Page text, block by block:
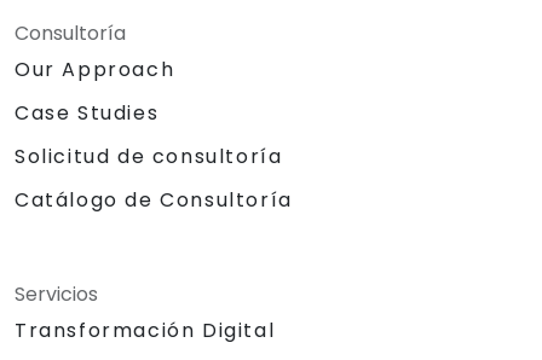
Consultoría
Our Approach
Case Studies
Solicitud de consultoría
Catálogo de Consultoría
Servicios
Transformación Digital